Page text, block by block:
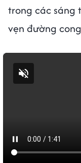
trong các sáng
vẹn đường